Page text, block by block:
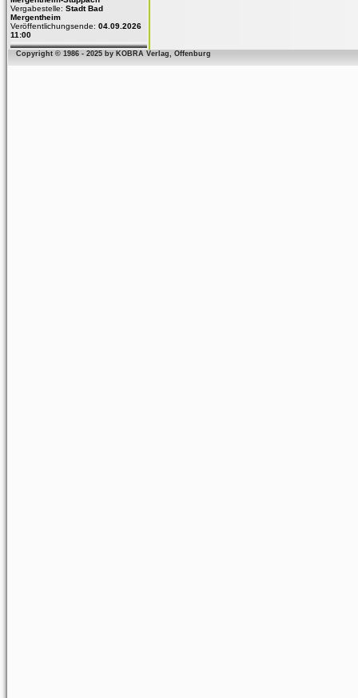
Vergabestelle: Stadt Bad
Mergentheim
Veröffentlichungsende: 04.09.2026
11:00
Copyright © 1986 - 2025 by KOBRA Verlag, Offenburg